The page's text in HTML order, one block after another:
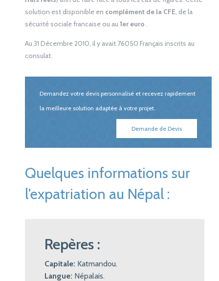
solution est disponible en complément de la CFE, de la
sécurité sociale francaise ou au 1er euro .
Au 31 Décembre 2010, il y avait 76050 Français inscrits au
consulat.
Demandez votre devis personnalisé et recevez rapidement
la meilleure solution adaptée à votre projet.
Demande de Devis
Quelques informations sur
l'expatriation au Népal :
Repères :
Capitale: Katmandou.
Langue: Népalais.